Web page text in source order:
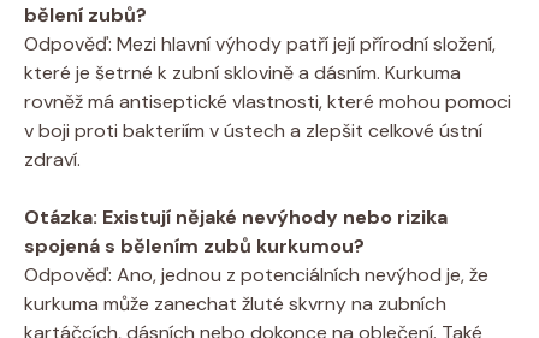
bělení zubů?
Odpověď: Mezi hlavní výhody patří její přírodní složení,
které je šetrné k zubní sklovině a dásním. Kurkuma
rovněž má antiseptické vlastnosti, které mohou pomoci
v boji proti bakteriím v ústech a zlepšit celkové ústní
zdraví.
Otázka: Existují nějaké nevýhody nebo rizika
spojená s bělením zubů kurkumou?
Odpověď: Ano, jednou z potenciálních nevýhod je, že
kurkuma může zanechat žluté skvrny na zubních
kartáčcích, dásních nebo dokonce na oblečení. Také